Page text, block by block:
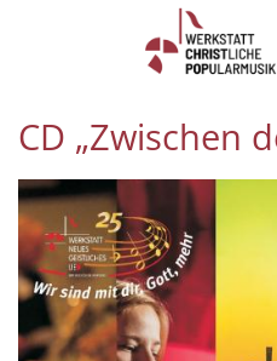
Zum Inhalt springen
CD „Zwischen